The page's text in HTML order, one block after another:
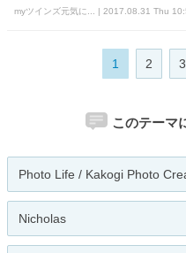
myツインズ元気に... | 2017.08.31 Thu
1 2 3
このテーマ
Photo Life / Kakogi Photo
Nicholas